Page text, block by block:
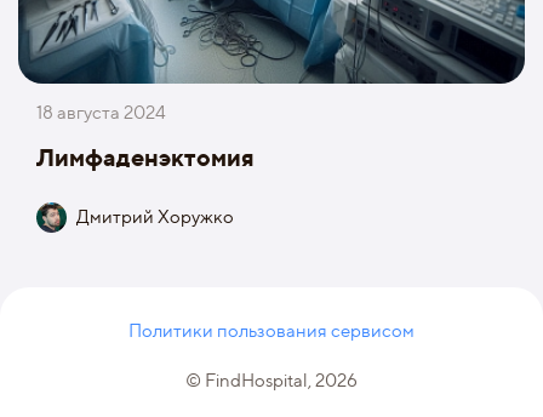
18 августа 2024
Лимфаденэктомия
Дмитрий Хоружко
Политики пользования сервисом
© FindHospital, 2026